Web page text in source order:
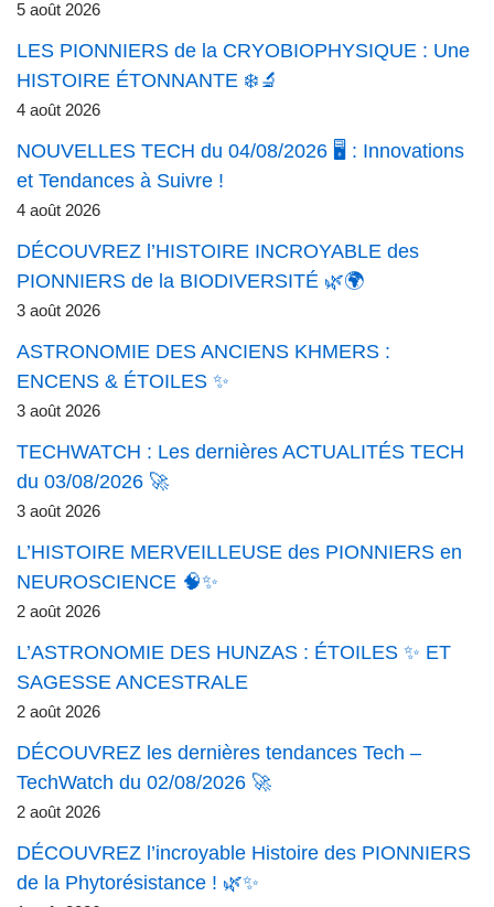
5 août 2026
LES PIONNIERS de la CRYOBIOPHYSIQUE : Une
HISTOIRE ÉTONNANTE ❄️🔬
4 août 2026
NOUVELLES TECH du 04/08/2026 🖥️ : Innovations
et Tendances à Suivre !
4 août 2026
DÉCOUVREZ l’HISTOIRE INCROYABLE des
PIONNIERS de la BIODIVERSITÉ 🌿🌍
3 août 2026
ASTRONOMIE DES ANCIENS KHMERS :
ENCENS & ÉTOILES ✨
3 août 2026
TECHWATCH : Les dernières ACTUALITÉS TECH
du 03/08/2026 🚀
3 août 2026
L’HISTOIRE MERVEILLEUSE des PIONNIERS en
NEUROSCIENCE 🧠✨
2 août 2026
L’ASTRONOMIE DES HUNZAS : ÉTOILES ✨ ET
SAGESSE ANCESTRALE
2 août 2026
DÉCOUVREZ les dernières tendances Tech –
TechWatch du 02/08/2026 🚀
2 août 2026
DÉCOUVREZ l’incroyable Histoire des PIONNIERS
de la Phytorésistance ! 🌿✨